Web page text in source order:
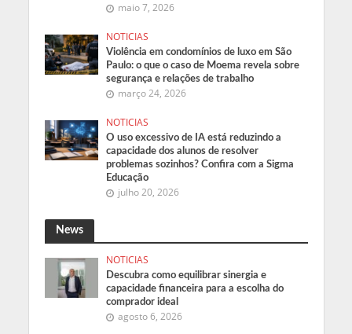
maio 7, 2026
NOTICIAS
Violência em condomínios de luxo em São
Paulo: o que o caso de Moema revela sobre
segurança e relações de trabalho
março 24, 2026
NOTICIAS
O uso excessivo de IA está reduzindo a
capacidade dos alunos de resolver
problemas sozinhos? Confira com a Sigma
Educação
julho 20, 2026
News
NOTICIAS
Descubra como equilibrar sinergia e
capacidade financeira para a escolha do
comprador ideal
agosto 6, 2026